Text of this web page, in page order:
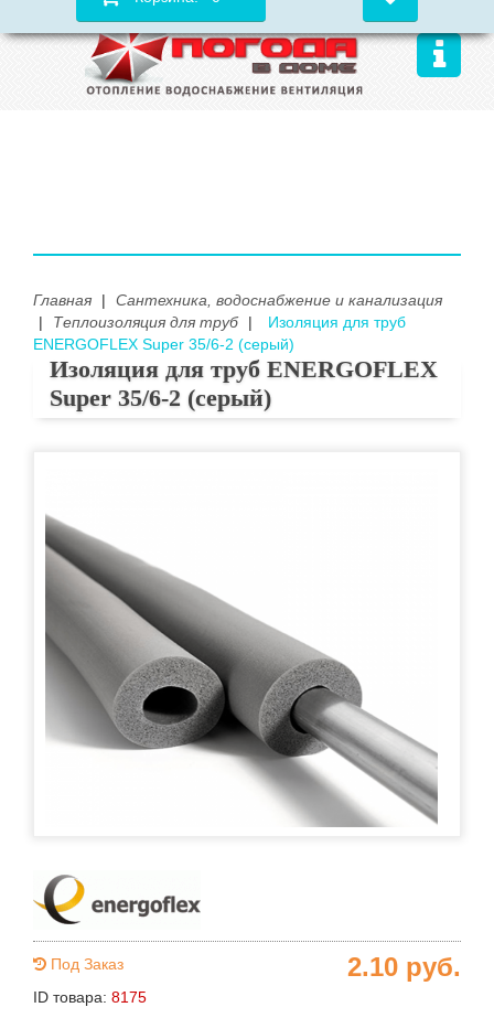
Главная |
Сантехника, водоснабжение и канализация
|
Теплоизоляция для труб |
Изоляция для труб
ENERGOFLEX Super 35/6-2 (серый)
Изоляция для труб ENERGOFLEX
Super 35/6-2 (серый)
Под Заказ
ID товара: 8175
2.10 руб.